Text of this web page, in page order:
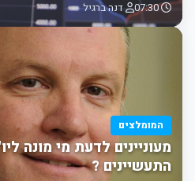
07:30 דנה ברגיל
המומלצים
מעוניינים לדעת מי מונה
התעשיינים ?